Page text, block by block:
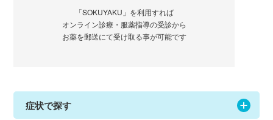
「SOKUYAKU」を利用すれば
オンライン診療・服薬指導の受診から
お薬を郵送にて受け取る事が可能です
症状で探す